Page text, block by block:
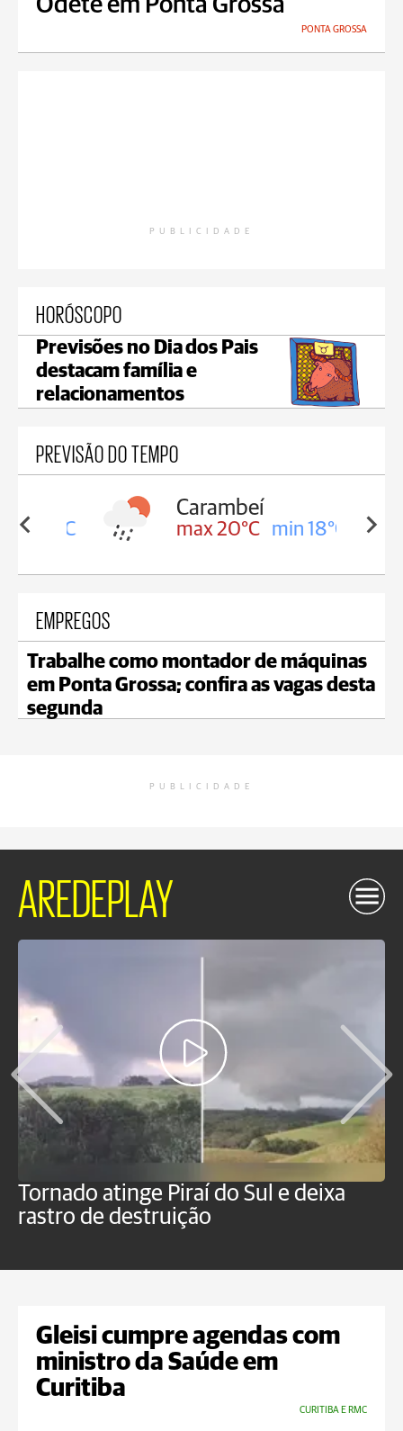
Odete em Ponta Grossa
PONTA GROSSA
PUBLICIDADE
HORÓSCOPO
Previsões no Dia dos Pais
destacam família e
relacionamentos
PREVISÃO DO TEMPO
18°C
Carambeí
max 20°C min 18°C
EMPREGOS
Trabalhe como montador de máquinas
em Ponta Grossa; confira as vagas desta
segunda
PUBLICIDADE
AREDEPLAY
Tornado atinge Piraí do Sul e deixa
rastro de destruição
Gleisi cumpre agendas com
ministro da Saúde em
Curitiba
CURITIBA E RMC